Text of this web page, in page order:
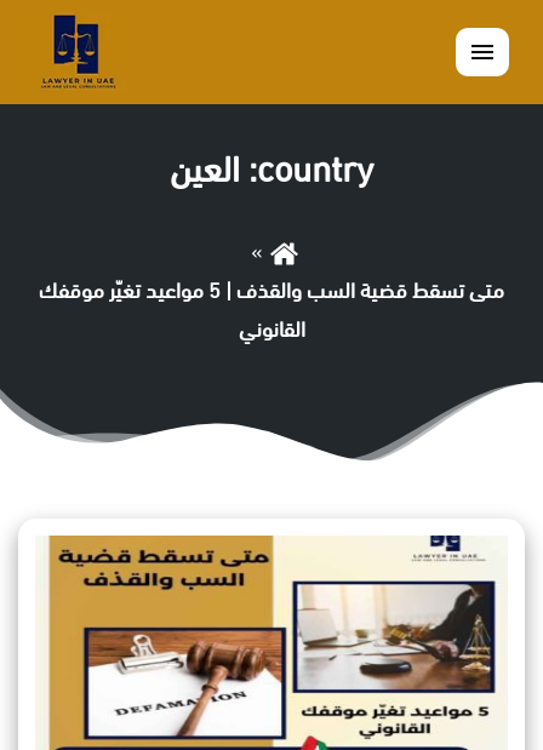
القائمة
country: العين
متى تسقط قضية السب والقذف | 5 مواعيد تغيّر موقفك
القانوني